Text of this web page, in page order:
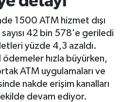
1500 ATM hizmet dışı
42 bin 578'e geriledi
yüzde 4,3 azaldı.
hızla büyürken,
ATM uygulamaları ve
nakde erişim kanalları
devam ediyor.